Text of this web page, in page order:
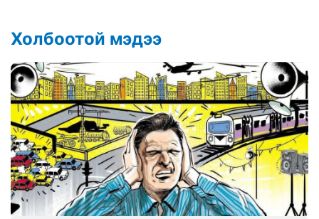
Холбоотой мэдээ